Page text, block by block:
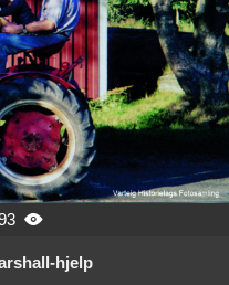

hjelp